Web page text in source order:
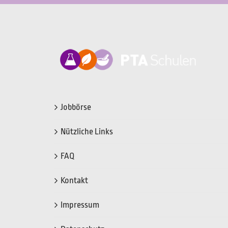
Jobbörse
Nützliche Links
FAQ
Kontakt
Impressum